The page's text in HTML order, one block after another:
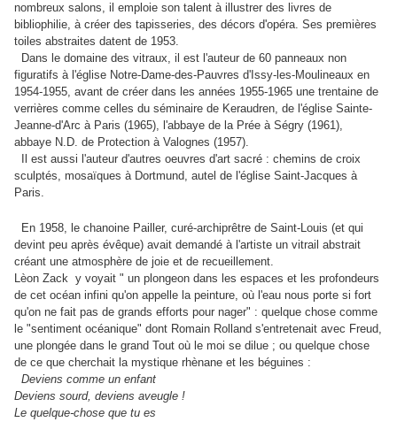
nombreux salons, il emploie son talent à illustrer des livres de
bibliophilie, à créer des tapisseries, des décors d'opéra. Ses premières
toiles abstraites datent de 1953.
Dans le domaine des vitraux, il est l'auteur de 60 panneaux non
figuratifs à l'église Notre-Dame-des-Pauvres d'Issy-les-Moulineaux en
1954-1955, avant de créer dans les années 1955-1965 une trentaine de
verrières comme celles du séminaire de Keraudren, de l'église Sainte-
Jeanne-d'Arc à Paris (1965), l'abbaye de la Prée à Ségry (1961),
abbaye N.D. de Protection à Valognes (1957).
Il est aussi l'auteur d'autres oeuvres d'art sacré : chemins de croix
sculptés, mosaïques à Dortmund, autel de l'église Saint-Jacques à
Paris.
En 1958, le chanoine Pailler, curé-archiprêtre de Saint-Louis (et qui
devint peu après évêque) avait demandé à l'artiste un vitrail abstrait
créant une atmosphère de joie et de recueillement.
Lèon Zack y voyait " un plongeon dans les espaces et les profondeurs
de cet océan infini qu'on appelle la peinture, où l'eau nous porte si fort
qu'on ne fait pas de grands efforts pour nager" : quelque chose comme
le "sentiment océanique" dont Romain Rolland s'entretenait avec Freud,
une plongée dans le grand Tout où le moi se dilue ; ou quelque chose
de ce que cherchait la mystique rhènane et les béguines :
Deviens comme un enfant
Deviens sourd, deviens aveugle !
Le quelque-chose que tu es